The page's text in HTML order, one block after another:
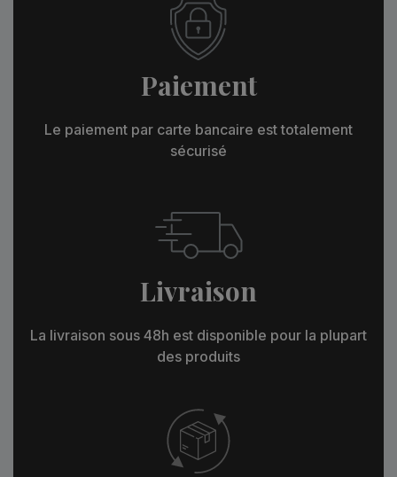
Paiement
Le paiement par carte bancaire est totalement
sécurisé
Livraison
La livraison sous 48h est disponible pour la plupart
des produits